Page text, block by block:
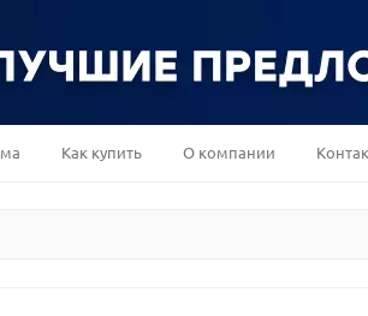
Как купить О компании